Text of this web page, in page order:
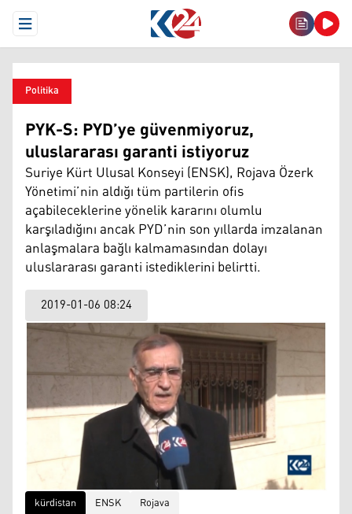
Open Menu
Politika
PYK-S: PYD’ye güvenmiyoruz,
uluslararası garanti istiyoruz
Suriye Kürt Ulusal Konseyi (ENSK), Rojava Özerk
Yönetimi’nin aldığı tüm partilerin ofis
açabileceklerine yönelik kararını olumlu
karşıladığını ancak PYD’nin son yıllarda imzalanan
anlaşmalara bağlı kalmamasından dolayı
uluslararası garanti istediklerini belirtti.
2019-01-06 08:24
kürdistan ENSK Rojava